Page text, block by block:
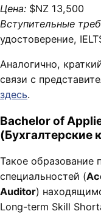
Цена: $NZ 13,500
Вступительные
удостоверение,
Аналогично,
связи с
здесь.
Bachelor of
(Бухгалтерские
Такое образование
специальностей (
Auditor)
Long-term Skill